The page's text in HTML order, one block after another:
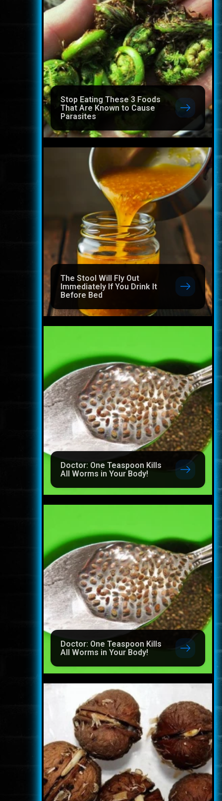
Stop Eating These 3 Foods
That Are Known to Cause
Parasites
The Stool Will Fly Out
Immediately If You Drink It
Before Bed
Doctor: One Teaspoon Kills
All Worms in Your Body!
Doctor: One Teaspoon Kills
All Worms in Your Body!